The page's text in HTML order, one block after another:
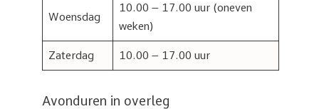
Woensdag
10.00 – 17.00 uur (oneven
weken)
Zaterdag 10.00 – 17.00 uur
Avonduren in overleg